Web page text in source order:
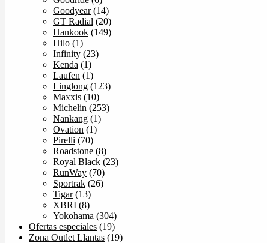
Goodyear (14)
GT Radial (20)
Hankook (149)
Hilo (1)
Infinity (23)
Kenda (1)
Laufen (1)
Linglong (123)
Maxxis (10)
Michelin (253)
Nankang (1)
Ovation (1)
Pirelli (70)
Roadstone (8)
Royal Black (23)
RunWay (70)
Sportrak (26)
Tigar (13)
XBRI (8)
Yokohama (304)
Ofertas especiales (19)
Zona Outlet Llantas (19)